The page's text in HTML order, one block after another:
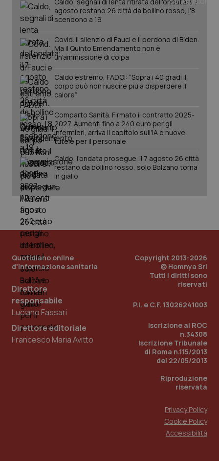
agosto restano 26 città da bollino rosso, l'8
scendono a 19
Covid. Il silenzio di Fauci e il perdono di Biden.
Ma il Quinto Emendamento non è
un’ammissione di colpa
Caldo estremo, FADOI: “Sopra i 40 gradi il
corpo può non riuscire più a disperdere il
calore”
Comparto Sanità. Firmato il contratto 2025-
2027. Aumenti fino a 240 euro per gli
infermieri, arriva il capitolo sull'IA e nuove
tutele per il personale
Caldo, l’ondata prosegue. Il 7 agosto 26 città
restano da bollino rosso, solo Bolzano torna
in giallo
Quotidiano online
d'informazione sanitaria
Direttore
responsabile
Luciano Fassari
Direttore editoriale
Francesco Maria Avitto
Copyright 2013-2026
© Homnya Srl
Tutti i diritti sono
riservati
P.I. e C.F. 13026241003
Iscrizione al ROC
n.34308
Iscrizione Tribunale
di Roma n.115/2013
del 22/05/2013
Riproduzione
riservata
Privacy Policy
Cookie Policy
Accessibilità
_ga
Google LLC
PHPSESSID
PHP.net
www.quotidianosanita.it
.quotidianosanita.it
1